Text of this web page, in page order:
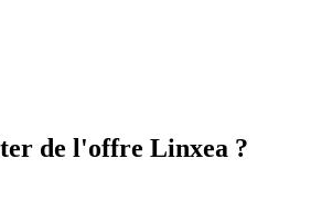
de l'offre Linxea ?